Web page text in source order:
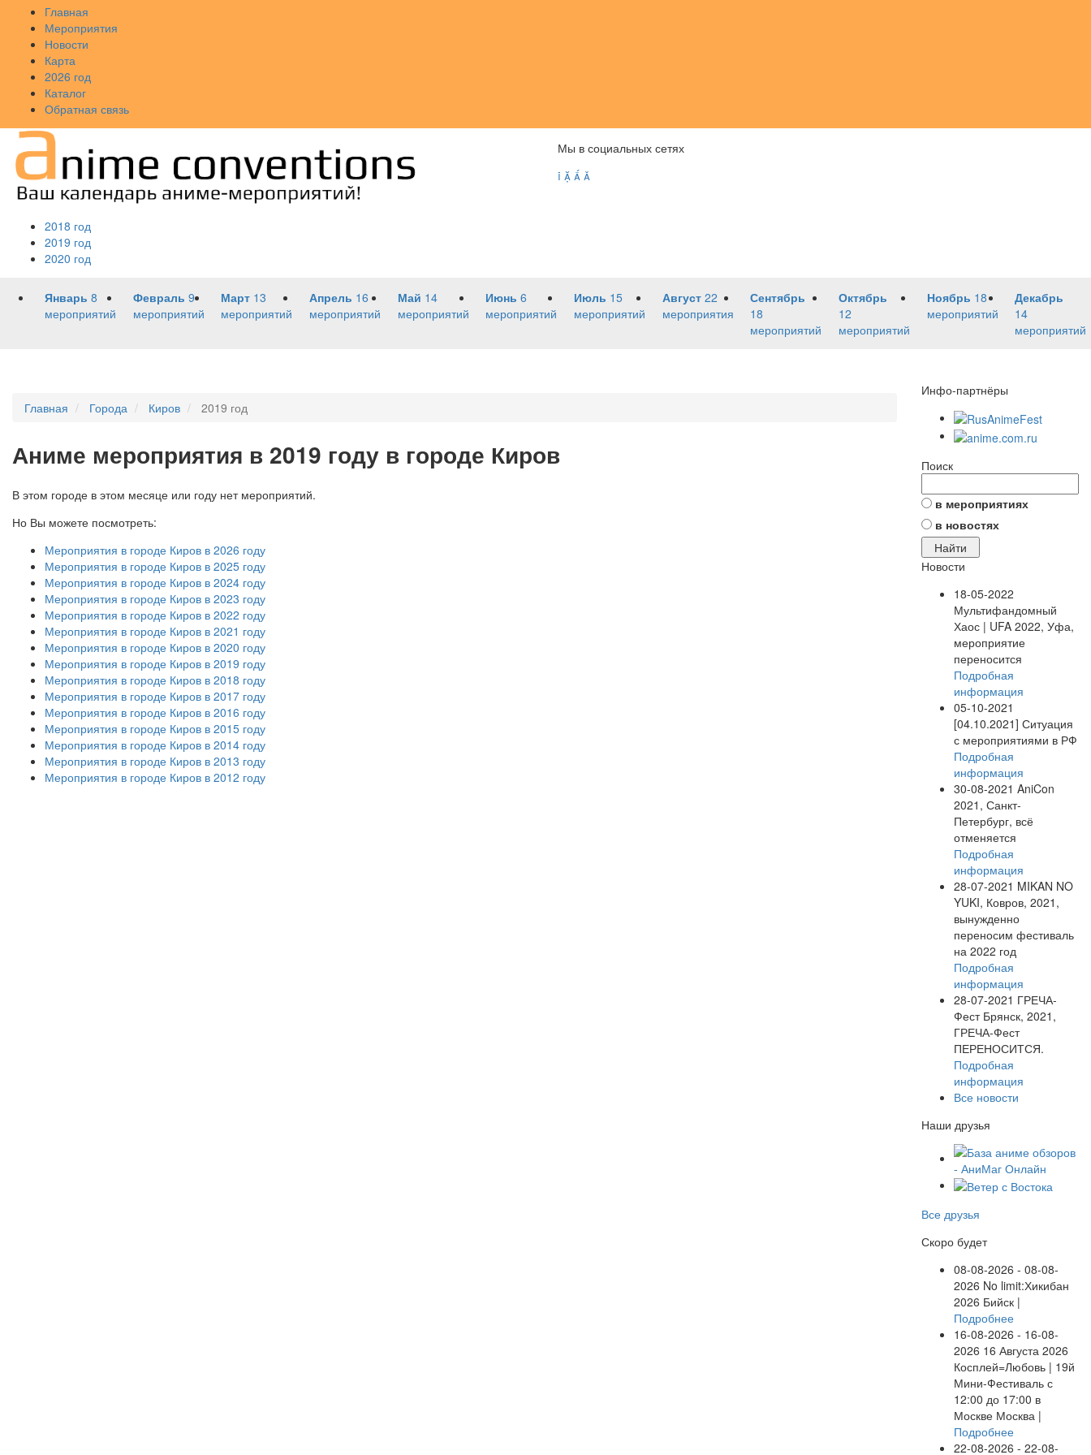
Главная
Мероприятия
Новости
Карта
2026 год
Каталог
Обратная связь
Мы в социальных сетях
   
2018 год
2019 год
2020 год
Январь 8
мероприятий
Февраль 9
мероприятий
Март 13
мероприятий
Апрель 16
мероприятий
Май 14
мероприятий
Июнь 6
мероприятий
Июль 15
мероприятий
Август 22
мероприятия
Сентябрь
18
мероприятий
Октябрь
12
мероприятий
Ноябрь 18
мероприятий
Декабрь
14
мероприятий
Главная Города Киров 2019 год
Аниме мероприятия в 2019 году в городе Киров
В этом городе в этом месяце или году нет мероприятий.
Но Вы можете посмотреть:
Мероприятия в городе Киров в 2026 году
Мероприятия в городе Киров в 2025 году
Мероприятия в городе Киров в 2024 году
Мероприятия в городе Киров в 2023 году
Мероприятия в городе Киров в 2022 году
Мероприятия в городе Киров в 2021 году
Мероприятия в городе Киров в 2020 году
Мероприятия в городе Киров в 2019 году
Мероприятия в городе Киров в 2018 году
Мероприятия в городе Киров в 2017 году
Мероприятия в городе Киров в 2016 году
Мероприятия в городе Киров в 2015 году
Мероприятия в городе Киров в 2014 году
Мероприятия в городе Киров в 2013 году
Мероприятия в городе Киров в 2012 году
Инфо-партнёры
Поиск
в мероприятиях
в новостях
Новости
18-05-2022
Мультифандомный
Хаос | UFA 2022, Уфа,
мероприятие
переносится
Подробная
информация
05-10-2021
[04.10.2021] Ситуация
с мероприятиями в РФ
Подробная
информация
30-08-2021 AniCon
2021, Санкт-
Петербург, всё
отменяется
Подробная
информация
28-07-2021 MIKAN NO
YUKI, Ковров, 2021,
вынужденно
переносим фестиваль
на 2022 год
Подробная
информация
28-07-2021 ГРЕЧА-
Фест Брянск, 2021,
ГРЕЧА-Фест
ПЕРЕНОСИТСЯ.
Подробная
информация
Все новости
Наши друзья
Все друзья
Скоро будет
08-08-2026 - 08-08-
2026 No limit:Хикибан
2026 Бийск |
Подробнее
16-08-2026 - 16-08-
2026 16 Августа 2026
Косплей=Любовь | 19й
Мини-Фестиваль с
12:00 до 17:00 в
Москве Москва |
Подробнее
22-08-2026 - 22-08-